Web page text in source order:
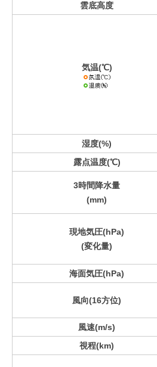
雲底高度
気温(℃)
湿度(%)
露点温度(℃)
3時間降水量
(mm)
現地気圧(hPa)
(変化量)
海面気圧(hPa)
風向(16方位)
風速(m/s)
視程(km)